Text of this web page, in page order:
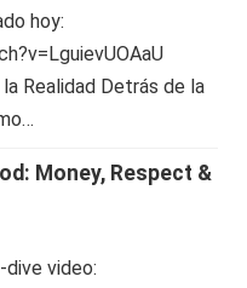
hoy:
Realidad Detrás de la
Money, Respect &
dive video: